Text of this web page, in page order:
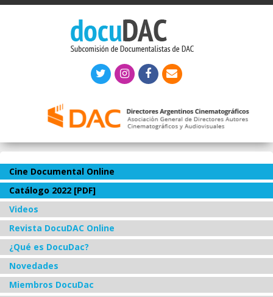
Cine Documental Online
Catálogo 2022 [PDF]
Videos
Revista DocuDAC Online
¿Qué es DocuDac?
Novedades
Miembros DocuDac